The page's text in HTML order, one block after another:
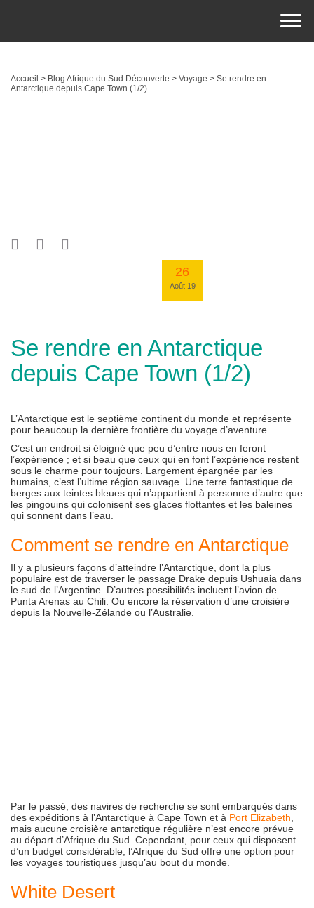
Accueil > Blog Afrique du Sud Découverte > Voyage > Se rendre en
Antarctique depuis Cape Town (1/2)
26
Août 19
Se rendre en Antarctique
depuis Cape Town (1/2)
L’Antarctique est le septième continent du monde et représente
pour beaucoup la dernière frontière du voyage d’aventure.
C’est un endroit si éloigné que peu d’entre nous en feront
l’expérience ; et si beau que ceux qui en font l’expérience restent
sous le charme pour toujours. Largement épargnée par les
humains, c’est l’ultime région sauvage. Une terre fantastique de
berges aux teintes bleues qui n’appartient à personne d’autre que
les pingouins qui colonisent ses glaces flottantes et les baleines
qui sonnent dans l’eau.
Comment se rendre en Antarctique
Il y a plusieurs façons d’atteindre l’Antarctique, dont la plus
populaire est de traverser le passage Drake depuis Ushuaia dans
le sud de l’Argentine. D’autres possibilités incluent l’avion de
Punta Arenas au Chili. Ou encore la réservation d’une croisière
depuis la Nouvelle-Zélande ou l’Australie.
Par le passé, des navires de recherche se sont embarqués dans
des expéditions à l’Antarctique à Cape Town et à Port Elizabeth,
mais aucune croisière antarctique régulière n’est encore prévue
au départ d’Afrique du Sud. Cependant, pour ceux qui disposent
d’un budget considérable, l’Afrique du Sud offre une option pour
les voyages touristiques jusqu’au bout du monde.
White Desert